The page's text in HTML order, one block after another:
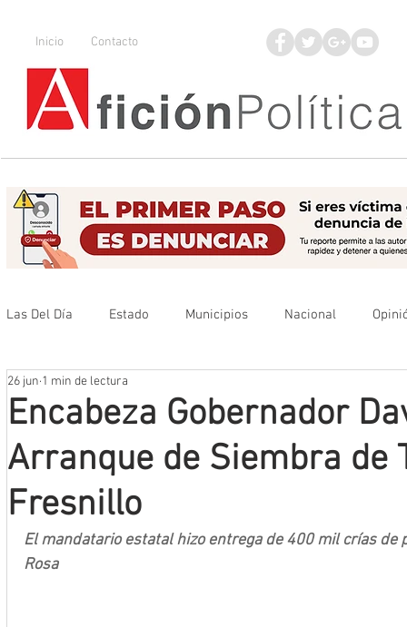
Inicio Contacto
Las Del Día Estado Municipios Nacional
Que no se olvide
Mineros LNBP
Encabeza Gobernador
Arranque de Siembra de
Fresnillo
26 jun 1 min de lectura
El mandatario estatal hizo entrega de 400 mil crías de
Rosa